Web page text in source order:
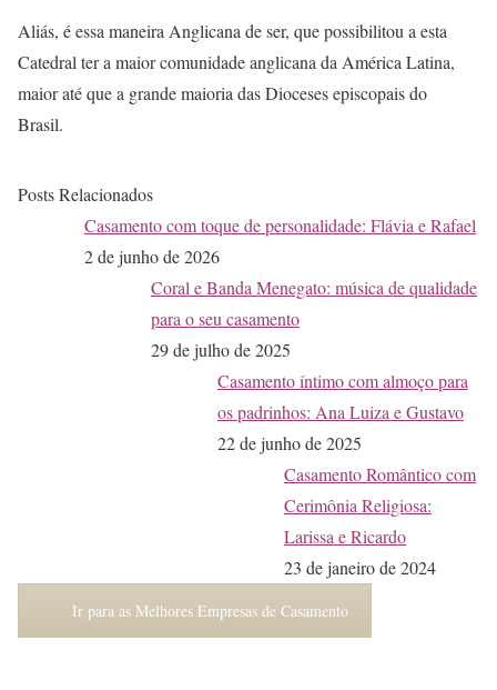
Aliás, é essa maneira Anglicana de ser, que possibilitou a esta
Catedral ter a maior comunidade anglicana da América Latina,
maior até que a grande maioria das Dioceses episcopais do
Brasil.
Posts Relacionados
Casamento com toque de personalidade: Flávia e Rafael
2 de junho de 2026
Coral e Banda Menegato: música de qualidade
para o seu casamento
29 de julho de 2025
Casamento íntimo com almoço para
os padrinhos: Ana Luiza e Gustavo
22 de junho de 2025
Casamento Romântico com
Cerimônia Religiosa:
Larissa e Ricardo
23 de janeiro de 2024
Ir para as Melhores Empresas de Casamento